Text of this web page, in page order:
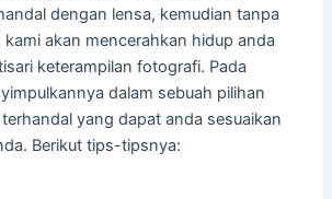
dengan lensa, kemudian tanpa
kami akan mencerahkan hidup anda
keterampilan fotografi. Pada
dalam sebuah pilihan
yang dapat anda sesuaikan
Berikut tips-tipsnya: